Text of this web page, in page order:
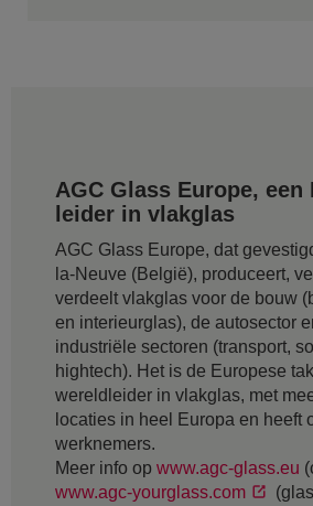
AGC Glass Europe, een
leider in vlakglas
AGC Glass Europe, dat
la-Neuve (België), produceert,
verdeelt vlakglas voor de bouw
en interieurglas), de autosector
industriële sectoren (transport,
hightech). Het is de Europese
wereldleider in vlakglas, met
locaties in heel Europa en heeft
werknemers.
Meer info op www.agc-glass.eu
www.agc-yourglass.com